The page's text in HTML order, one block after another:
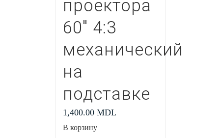
проектора
60″ 4:3
механический
на
подставке
1,400.00 MDL
В корзину